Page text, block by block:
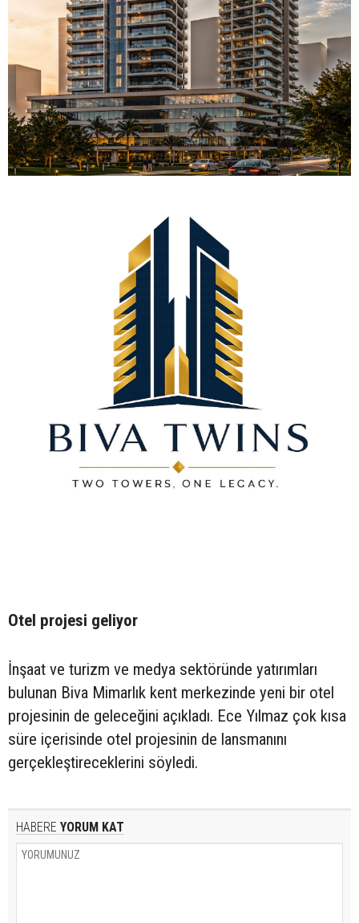
Otel projesi geliyor
İnşaat ve turizm ve medya sektöründe yatırımları
bulunan Biva Mimarlık kent merkezinde yeni bir otel
projesinin de geleceğini açıkladı. Ece Yılmaz çok kısa
süre içerisinde otel projesinin de lansmanını
gerçekleştireceklerini söyledi.
HABERE YORUM KAT